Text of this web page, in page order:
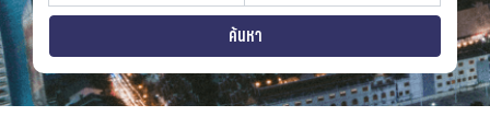
strain-station
sprice
ค้นหา